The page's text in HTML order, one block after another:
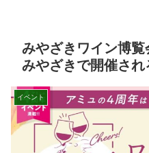
みやざきワイン博
みやざきで開催され
イベント